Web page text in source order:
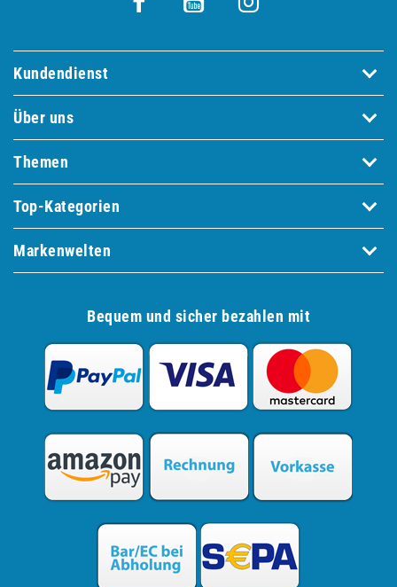
Kundendienst
Über uns
Themen
Top-Kategorien
Markenwelten
Bequem und sicher bezahlen mit